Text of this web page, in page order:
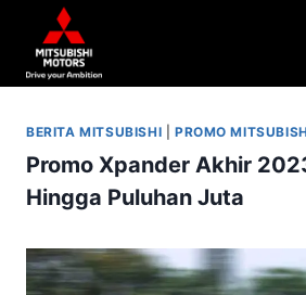
BERITA MITSUBISHI PROMO
Promo Xpander Akhir
Hingga Puluhan Juta